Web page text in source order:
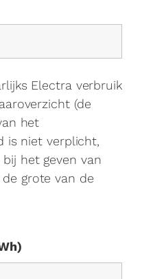
Electra verbruik
(de
het
is niet verplicht,
het geven van
grote van de